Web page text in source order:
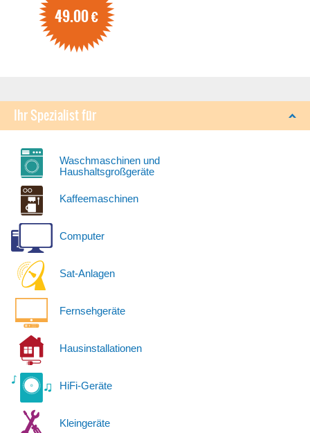
49.00€
Ihr Spezialist für
Waschmaschinen und
Haushaltsgroßgeräte
Kaffeemaschinen
Computer
Sat-Anlagen
Fernsehgeräte
Hausinstallationen
HiFi-Geräte
Kleingeräte